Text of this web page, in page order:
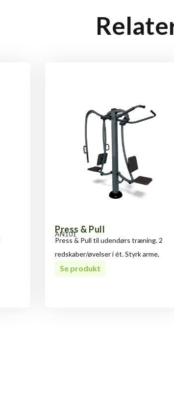
Press & Pull
AN101
Press & Pull til udendørs træning. 2
redskaber/øvelser i ét. Styrk arme,
Se produkt